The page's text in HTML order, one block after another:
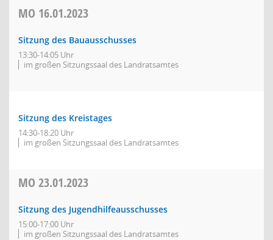
MO 16.01.2023
Sitzung des Bauausschusses
13:30-14:05 Uhr
im großen Sitzungssaal des Landratsamtes
Sitzung des Kreistages
14:30-18:20 Uhr
im großen Sitzungssaal des Landratsamtes
MO 23.01.2023
Sitzung des Jugendhilfeausschusses
15:00-17:00 Uhr
im großen Sitzungssaal des Landratsamtes